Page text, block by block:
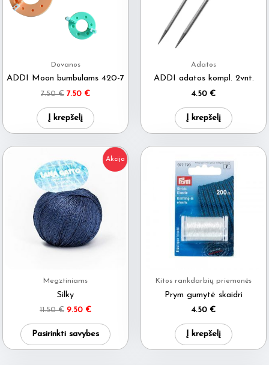
Dovanos
ADDI Moon bumbulams 420-7
7.50€ Original
was:
7.50 €.
7.50 €Current
is:
7.50 €.
Į krepšelį
Adatos
ADDI adatos kompl. 2vnt.
4.50 €
Į krepšelį
Akcija
Megztiniams
Silky
11.50€ Original
11.50 €.
9.50 €Current
9.50 €.
Pasirinkti savybes
product
Kitos rankdarbių priemonės
Prym gumytė skaidri
4.50 €
Į krepšelį